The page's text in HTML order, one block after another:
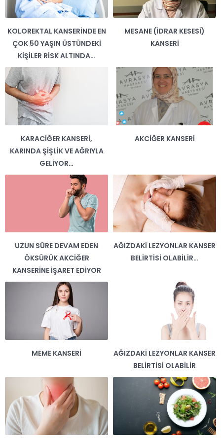
KOLOREKTAL KANSERINDE EN
ÇOK 50 YAŞIN ÜSTÜNDEKI
KIŞILER RISK ALTINDA…
MESANE (İDRAR KESESİ)
KANSERİ
KARACIĞER KANSERI,
KARINDA ŞIŞLIK VE AĞRIYLA
GELIYOR…
AKCİĞER KANSERİ
UZUN SÜRE DEVAM EDEN
ÖKSÜRÜK AKCIĞER
KANSERINE İŞARET EDIYOR
AĞIZDAKI LEZYONLAR KANSER
BELIRTISI OLABILIR…
MEME KANSERI
AĞIZDAKI LEZYONLAR KANSER
BELIRTISI OLABILIR